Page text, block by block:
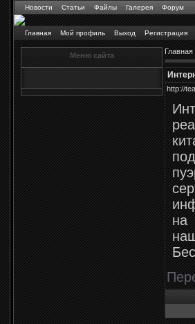
Новости Статьи Файлы Галерея Форум
Главная Мой профиль Выход Регистрация
Меню сайта Главная
http://
на